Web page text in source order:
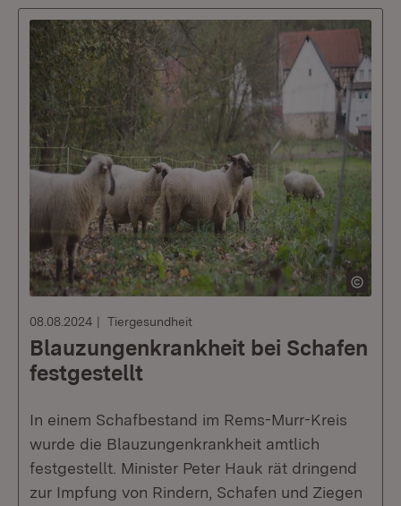
08.08.2024 Tiergesundheit
Blauzungenkrankheit bei Schafen
festgestellt
In einem Schafbestand im Rems-Murr-Kreis
wurde die Blauzungenkrankheit amtlich
festgestellt. Minister Peter Hauk rät dringend
zur Impfung von Rindern, Schafen und Ziegen